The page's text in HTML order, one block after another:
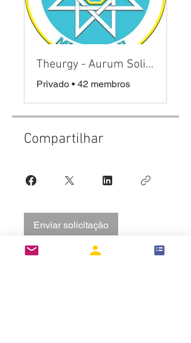
Theurgy - Aurum Solis - Stella Gloriosa
Privado • 42 membros
Compartilhar
Enviar solicitação